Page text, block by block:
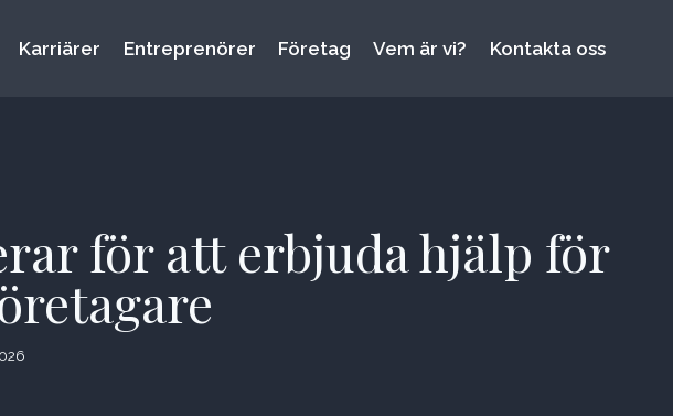
Karriärer Entreprenörer Företag Vem är vi? Kontakta oss
för att erbjuda hjälp för